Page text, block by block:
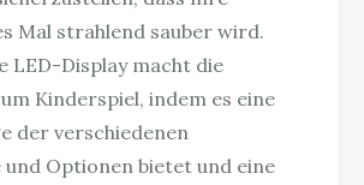
Mal strahlend sauber wird.
LED-Display macht die
Kinderspiel, indem es eine
der verschiedenen
Optionen bietet und eine